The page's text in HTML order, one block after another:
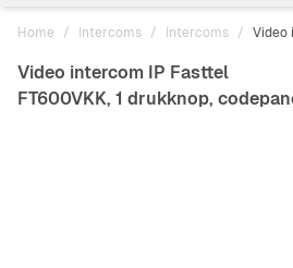
Home / Intercoms / Intercoms / Video
Video intercom IP Fasttel
FT600VKK, 1 drukknop,